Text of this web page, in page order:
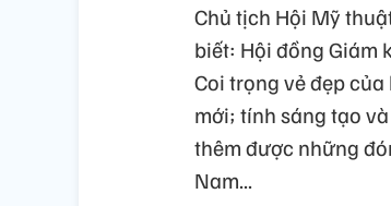
Chủ tịch Hội Mỹ
biết: Hội đồng Giám
Coi trọng vẻ đẹp
mới; tính sáng tạo
thêm được những
Nam...